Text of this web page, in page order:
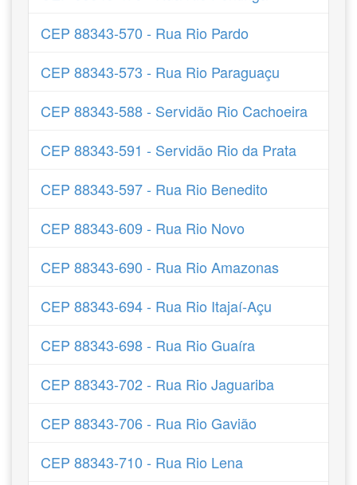
CEP 88343-570 - Rua Rio Pardo
CEP 88343-573 - Rua Rio Paraguaçu
CEP 88343-588 - Servidão Rio Cachoeira
CEP 88343-591 - Servidão Rio da Prata
CEP 88343-597 - Rua Rio Benedito
CEP 88343-609 - Rua Rio Novo
CEP 88343-690 - Rua Rio Amazonas
CEP 88343-694 - Rua Rio Itajaí-Açu
CEP 88343-698 - Rua Rio Guaíra
CEP 88343-702 - Rua Rio Jaguariba
CEP 88343-706 - Rua Rio Gavião
CEP 88343-710 - Rua Rio Lena